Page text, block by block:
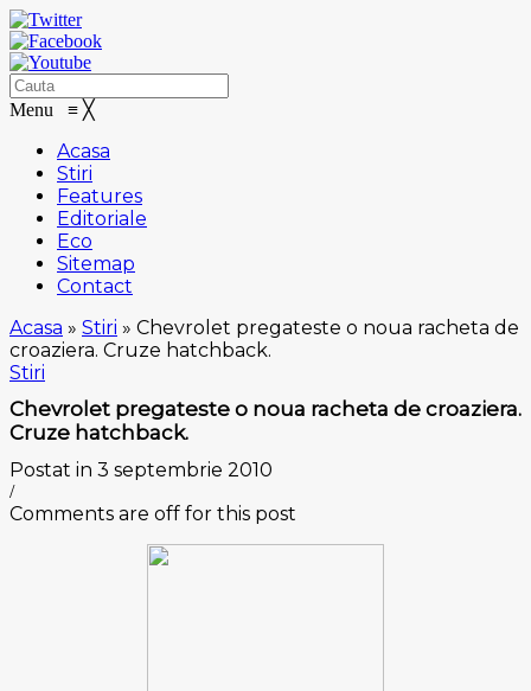
Menu ≡ ╳
Acasa
Stiri
Features
Editoriale
Eco
Sitemap
Contact
Acasa » Stiri » Chevrolet pregateste o noua racheta de
croaziera. Cruze hatchback.
Stiri
Chevrolet pregateste o noua racheta de croaziera.
Cruze hatchback.
Postat in 3 septembrie 2010
/
Comments are off for this post